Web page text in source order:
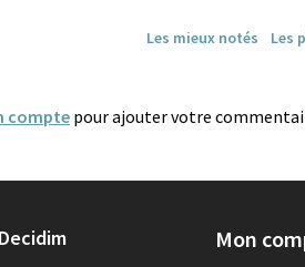
Les mieux notés Les
compte pour ajouter votre
Decidim Mon